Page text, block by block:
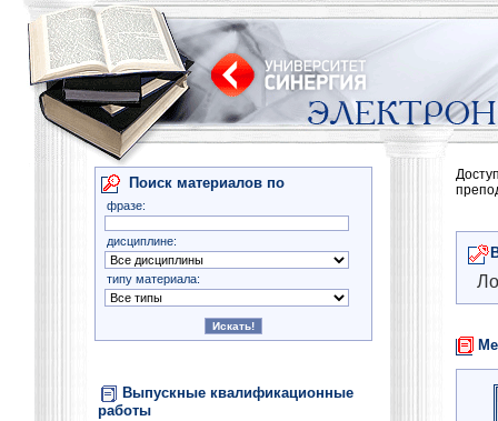
Поиск материалов по
фразе:
дисциплине:
типу материала:
Выпускные квалификационные
работы